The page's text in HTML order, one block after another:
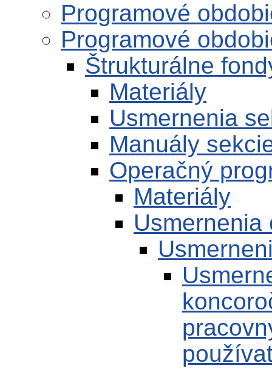
Programové
Programové
Štrukturálne
Materiály
Usmernenia
Manuály
Operačný
Materiály
Usmernenia